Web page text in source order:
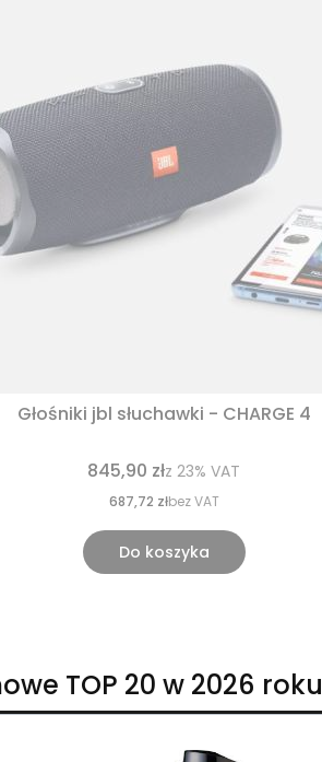
Głośniki jbl słuchawki - CHARGE 4
845,90 złz 23% VAT
687,72 złbez VAT
Do koszyka
TOP 20 w 2026 roku